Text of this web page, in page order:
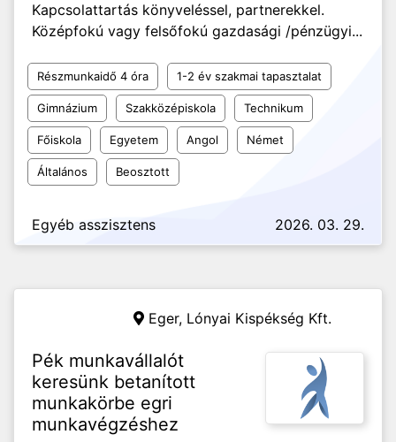
Kapcsolattartás könyveléssel, partnerekkel.
Középfokú vagy felsőfokú gazdasági /pénzügyi...
Részmunkaidő 4 óra 1-2 év szakmai tapasztalat
Gimnázium Szakközépiskola Technikum
Főiskola Egyetem Angol Német
Általános Beosztott
Egyéb asszisztens 2026. 03. 29.
Eger, Lónyai Kispékség Kft.
Pék munkavállalót
keresünk betanított
munkakörbe egri
munkavégzéshez